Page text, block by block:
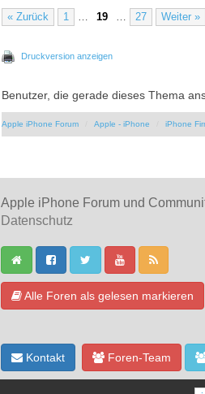
« Zurück 1 19 27 Weiter »
Druckversion anzeigen
Benutzer, die gerade dieses Thema
Apple iPhone Forum Apple - iPhone iPhone
Apple iPhone Forum und
Datenschutz
Alle Foren als gelesen markieren
Kontakt Foren-Team